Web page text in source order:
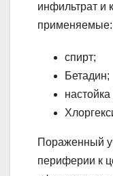
инфильтрат и
применяемые:
спирт;
Бетадин;
Пораженный
периферии к